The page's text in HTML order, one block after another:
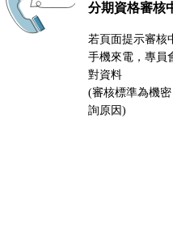
分期資格審核
若頁面提示審核
手機來電，專員
對資料
(審核標準為機
詢原因)